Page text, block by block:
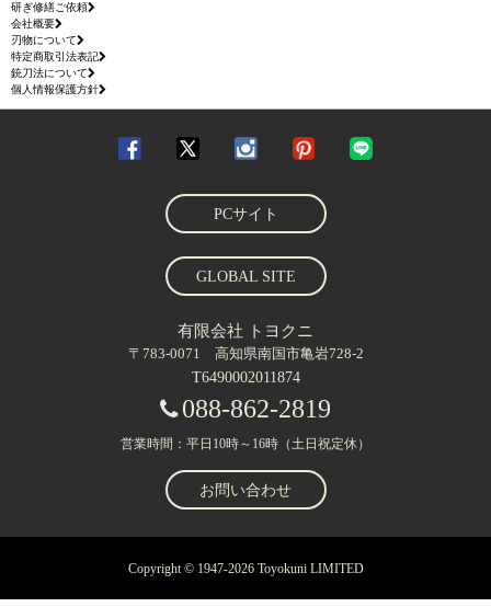
研ぎ修繕ご依頼
会社概要
刃物について
特定商取引法表記
銃刀法について
個人情報保護方針
PCサイト
GLOBAL SITE
有限会社 トヨクニ
〒783-0071 高知県南国市亀岩728-2
T6490002011874
088-862-2819
営業時間：平日10時～16時（土日祝定休）
お問い合わせ
Copyright © 1947-2026 Toyokuni LIMITED